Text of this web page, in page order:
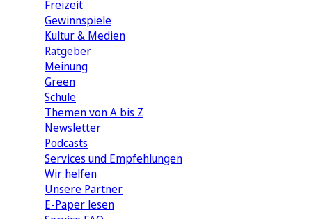
Freizeit
Gewinnspiele
Kultur & Medien
Ratgeber
Meinung
Green
Schule
Themen von A bis Z
Newsletter
Podcasts
Services und Empfehlungen
Wir helfen
Unsere Partner
E-Paper lesen